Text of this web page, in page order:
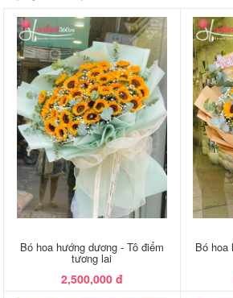
Bó hoa hướng dương - Tô điểm
tương lai
2,500,000 đ
Bó hoa